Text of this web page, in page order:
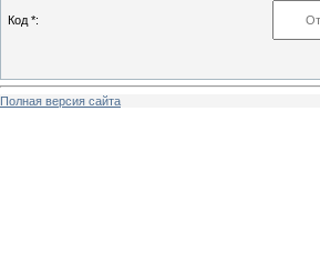
Код *:
Полная версия сайта